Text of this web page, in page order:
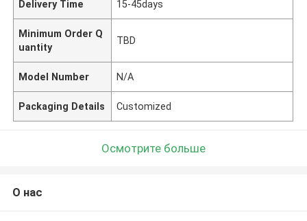
Delivery Time 15-45days
Minimum Order Q
uantity
TBD
Model Number N/A
Packaging Details Customized
Осмотрите больше
О нас